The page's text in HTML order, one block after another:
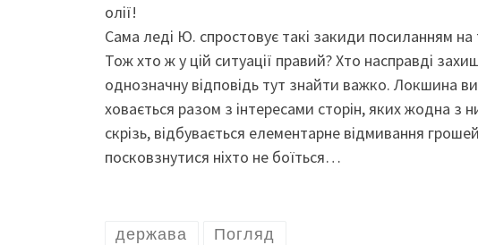
олії!
Сама леді Ю. спростовує такі закиди посиланням
Тож хто ж у цій ситуації правий? Хто насправді
однозначну відповідь тут знайти важко. Локшина
ховається разом з інтересами сторін, яких жодна з
скрізь, відбувається елементарне відмивання
посковзнутися ніхто не боїться…
держава Погляд